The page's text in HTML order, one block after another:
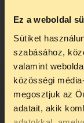
Ez a weboldal
Sütiket
szabásához,
valamint
közösségi
megosztjuk az
adatait, akik
részeként ne
eseményről
jogszerű
használnak
médiában
szereplők